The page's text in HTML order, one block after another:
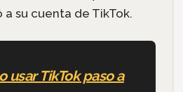
su cuenta de TikTok.
usar TikTok paso a